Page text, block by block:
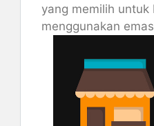
yang memilih untuk
menggunakan